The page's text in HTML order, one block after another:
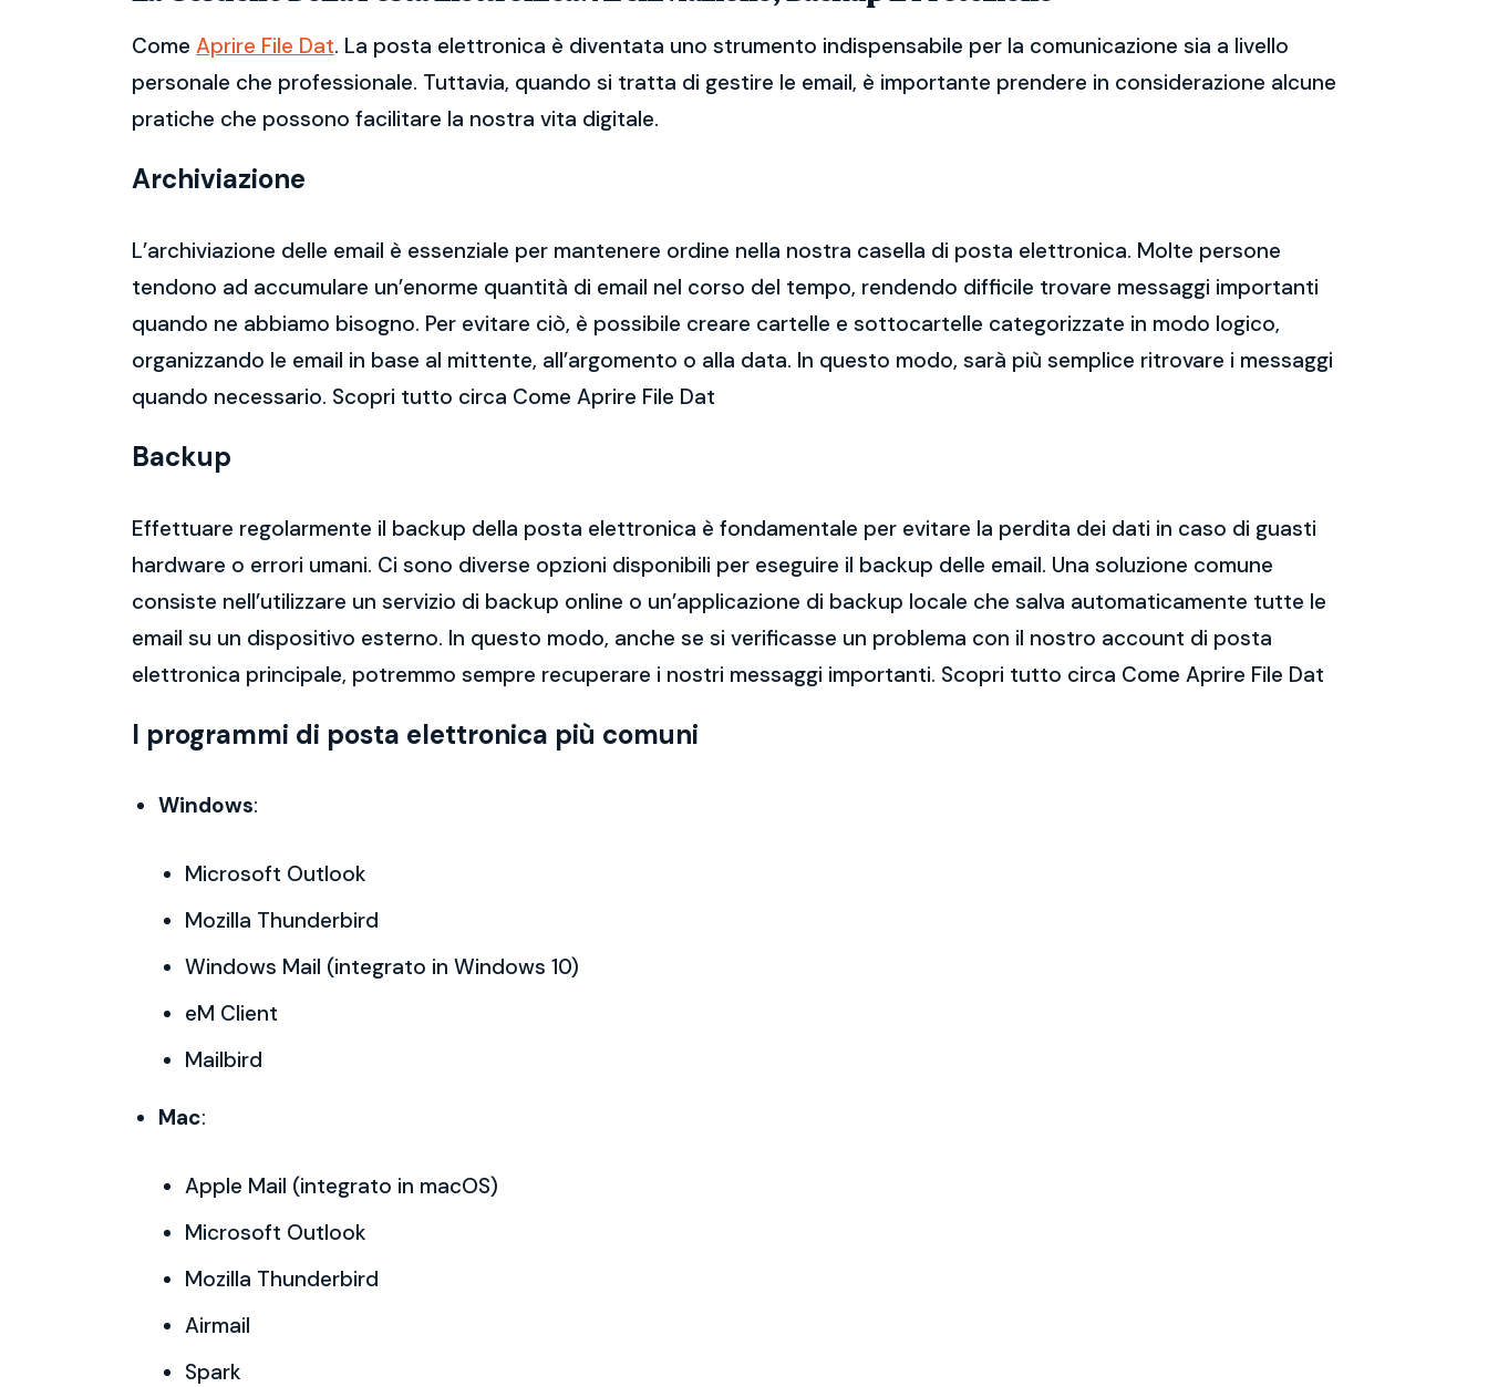
Come Aprire File Dat. La posta elettronica è diventata uno strumento indispensabile per la comunicazione sia a livello
personale che professionale. Tuttavia, quando si tratta di gestire le email, è importante prendere in considerazione alcune
pratiche che possono facilitare la nostra vita digitale.
Archiviazione
L’archiviazione delle email è essenziale per mantenere ordine nella nostra casella di posta elettronica. Molte persone
tendono ad accumulare un’enorme quantità di email nel corso del tempo, rendendo difficile trovare messaggi importanti
quando ne abbiamo bisogno. Per evitare ciò, è possibile creare cartelle e sottocartelle categorizzate in modo logico,
organizzando le email in base al mittente, all’argomento o alla data. In questo modo, sarà più semplice ritrovare i messaggi
quando necessario. Scopri tutto circa Come Aprire File Dat
Backup
Effettuare regolarmente il backup della posta elettronica è fondamentale per evitare la perdita dei dati in caso di guasti
hardware o errori umani. Ci sono diverse opzioni disponibili per eseguire il backup delle email. Una soluzione comune
consiste nell’utilizzare un servizio di backup online o un’applicazione di backup locale che salva automaticamente tutte le
email su un dispositivo esterno. In questo modo, anche se si verificasse un problema con il nostro account di posta
elettronica principale, potremmo sempre recuperare i nostri messaggi importanti. Scopri tutto circa Come Aprire File Dat
I programmi di posta elettronica più comuni
Windows:
Microsoft Outlook
Mozilla Thunderbird
Windows Mail (integrato in Windows 10)
eM Client
Mailbird
Mac:
Apple Mail (integrato in macOS)
Microsoft Outlook
Mozilla Thunderbird
Airmail
Spark